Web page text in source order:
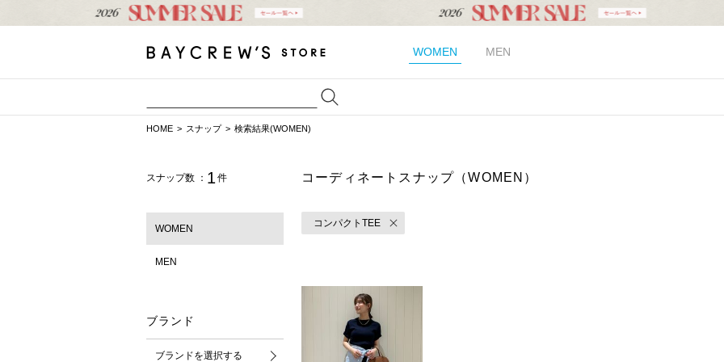
WOMEN MEN
HOME スナップ 検索結果(WOMEN)
スナップ数 ： 1 件
WOMEN
MEN
ブランド
ブランドを選択する
コーディネートスナップ（WOMEN）
コンパクトTEE